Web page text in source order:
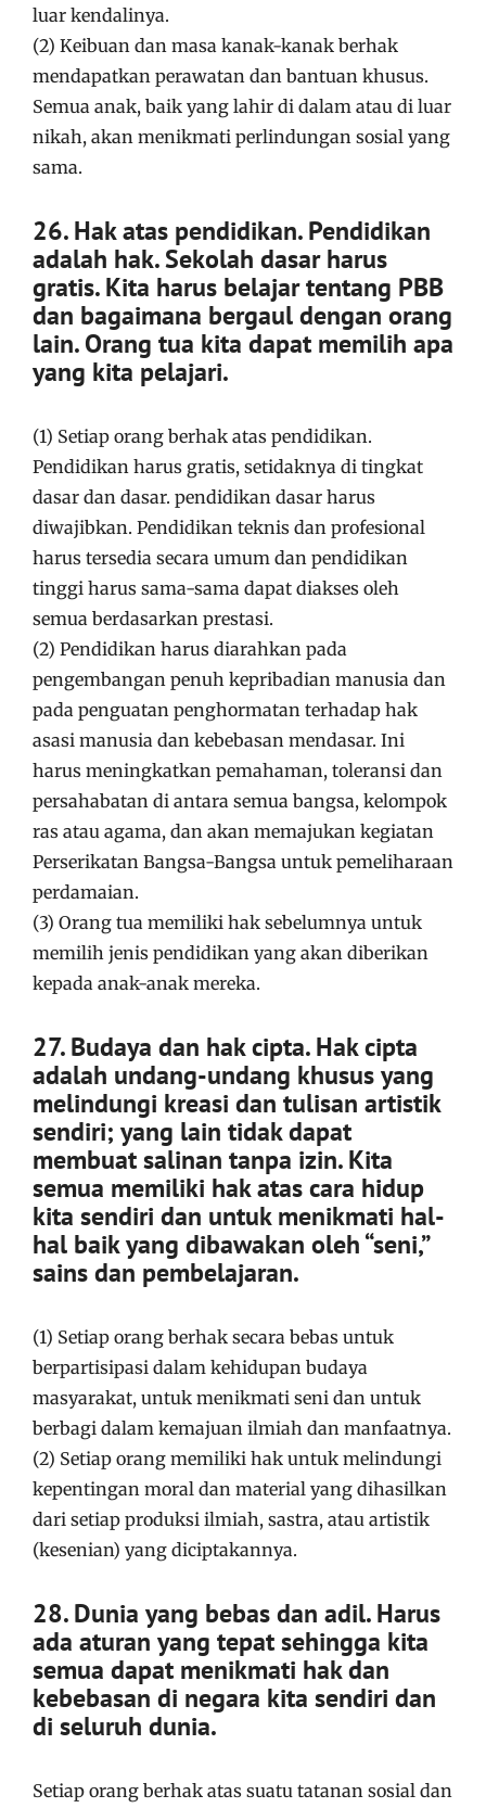
luar kendalinya.
(2) Keibuan dan masa kanak-kanak berhak
mendapatkan perawatan dan bantuan khusus.
Semua anak, baik yang lahir di dalam atau di luar
nikah, akan menikmati perlindungan sosial yang
sama.
26. Hak atas pendidikan. Pendidikan
adalah hak. Sekolah dasar harus
gratis. Kita harus belajar tentang PBB
dan bagaimana bergaul dengan orang
lain. Orang tua kita dapat memilih apa
yang kita pelajari.
(1) Setiap orang berhak atas pendidikan.
Pendidikan harus gratis, setidaknya di tingkat
dasar dan dasar. pendidikan dasar harus
diwajibkan. Pendidikan teknis dan profesional
harus tersedia secara umum dan pendidikan
tinggi harus sama-sama dapat diakses oleh
semua berdasarkan prestasi.
(2) Pendidikan harus diarahkan pada
pengembangan penuh kepribadian manusia dan
pada penguatan penghormatan terhadap hak
asasi manusia dan kebebasan mendasar. Ini
harus meningkatkan pemahaman, toleransi dan
persahabatan di antara semua bangsa, kelompok
ras atau agama, dan akan memajukan kegiatan
Perserikatan Bangsa-Bangsa untuk pemeliharaan
perdamaian.
(3) Orang tua memiliki hak sebelumnya untuk
memilih jenis pendidikan yang akan diberikan
kepada anak-anak mereka.
27. Budaya dan hak cipta. Hak cipta
adalah undang-undang khusus yang
melindungi kreasi dan tulisan artistik
sendiri; yang lain tidak dapat
membuat salinan tanpa izin. Kita
semua memiliki hak atas cara hidup
kita sendiri dan untuk menikmati hal-
hal baik yang dibawakan oleh “seni,”
sains dan pembelajaran.
(1) Setiap orang berhak secara bebas untuk
berpartisipasi dalam kehidupan budaya
masyarakat, untuk menikmati seni dan untuk
berbagi dalam kemajuan ilmiah dan manfaatnya.
(2) Setiap orang memiliki hak untuk melindungi
kepentingan moral dan material yang dihasilkan
dari setiap produksi ilmiah, sastra, atau artistik
(kesenian) yang diciptakannya.
28. Dunia yang bebas dan adil. Harus
ada aturan yang tepat sehingga kita
semua dapat menikmati hak dan
kebebasan di negara kita sendiri dan
di seluruh dunia.
Setiap orang berhak atas suatu tatanan sosial dan